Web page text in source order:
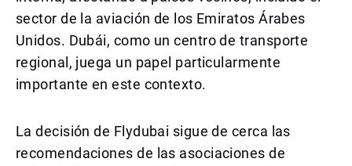
sector de la aviación de los Emiratos Árabes
Unidos. Dubái, como un centro de transporte
regional, juega un papel particularmente
importante en este contexto.
La decisión de Flydubai sigue de cerca las
recomendaciones de las asociaciones de